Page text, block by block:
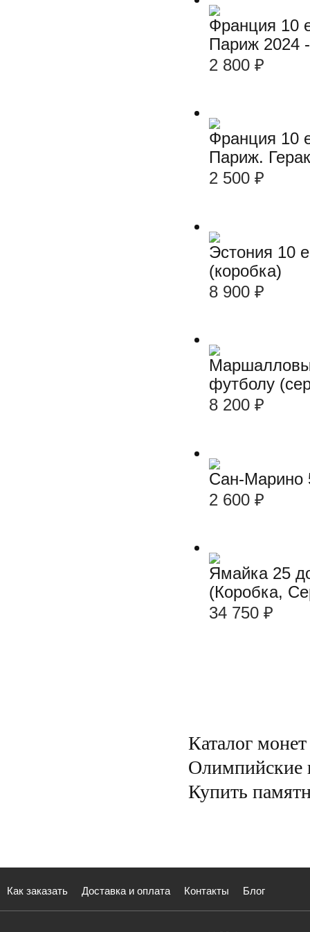
Франция 10
Париж 2024
2 800 ₽
Франция 10
Париж.
2 500 ₽
Эстония 10
(коробка)
8 900 ₽
Маршалловы
футболу
8 200 ₽
Сан-Марино
2 600 ₽
Ямайка 25
(Коробка,
34 750 ₽
Каталог
Олимпийские
Купить
Как заказать Доставка и оплата Контакты Блог